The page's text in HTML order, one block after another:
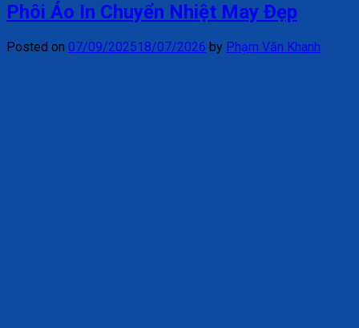
Phôi Áo In Chuyển Nhiệt May Đẹp
Posted on 07/09/202518/07/2026 by Phạm Văn Khanh